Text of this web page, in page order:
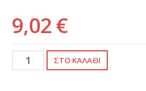
9,02 €